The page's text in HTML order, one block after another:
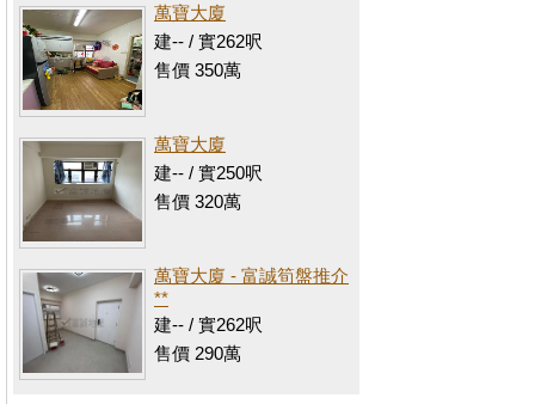
萬寶大廈
建-- / 實262呎
售價 350萬
萬寶大廈
建-- / 實250呎
售價 320萬
萬寶大廈 - 富誠筍盤推介
**
建-- / 實262呎
售價 290萬